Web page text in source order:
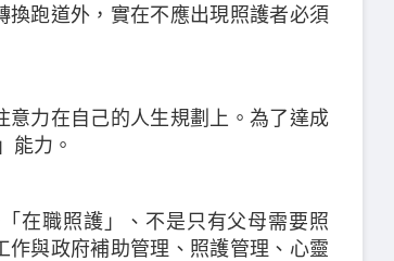
跑道外，實在不應出現照護者必須
力在自己的人生規劃上。為了達成
能力。
在職照護」、不是只有父母需要照
與政府補助管理、照護管理、心靈